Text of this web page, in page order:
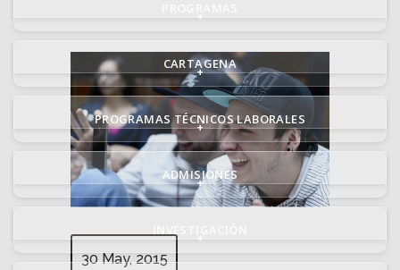
+
CARTAGENA
+
PROGRAMAS TÉCNICOS LABORALES
+
ADMISIONES
+
+
30 May, 2015